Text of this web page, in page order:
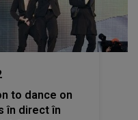
to dance on
în direct în